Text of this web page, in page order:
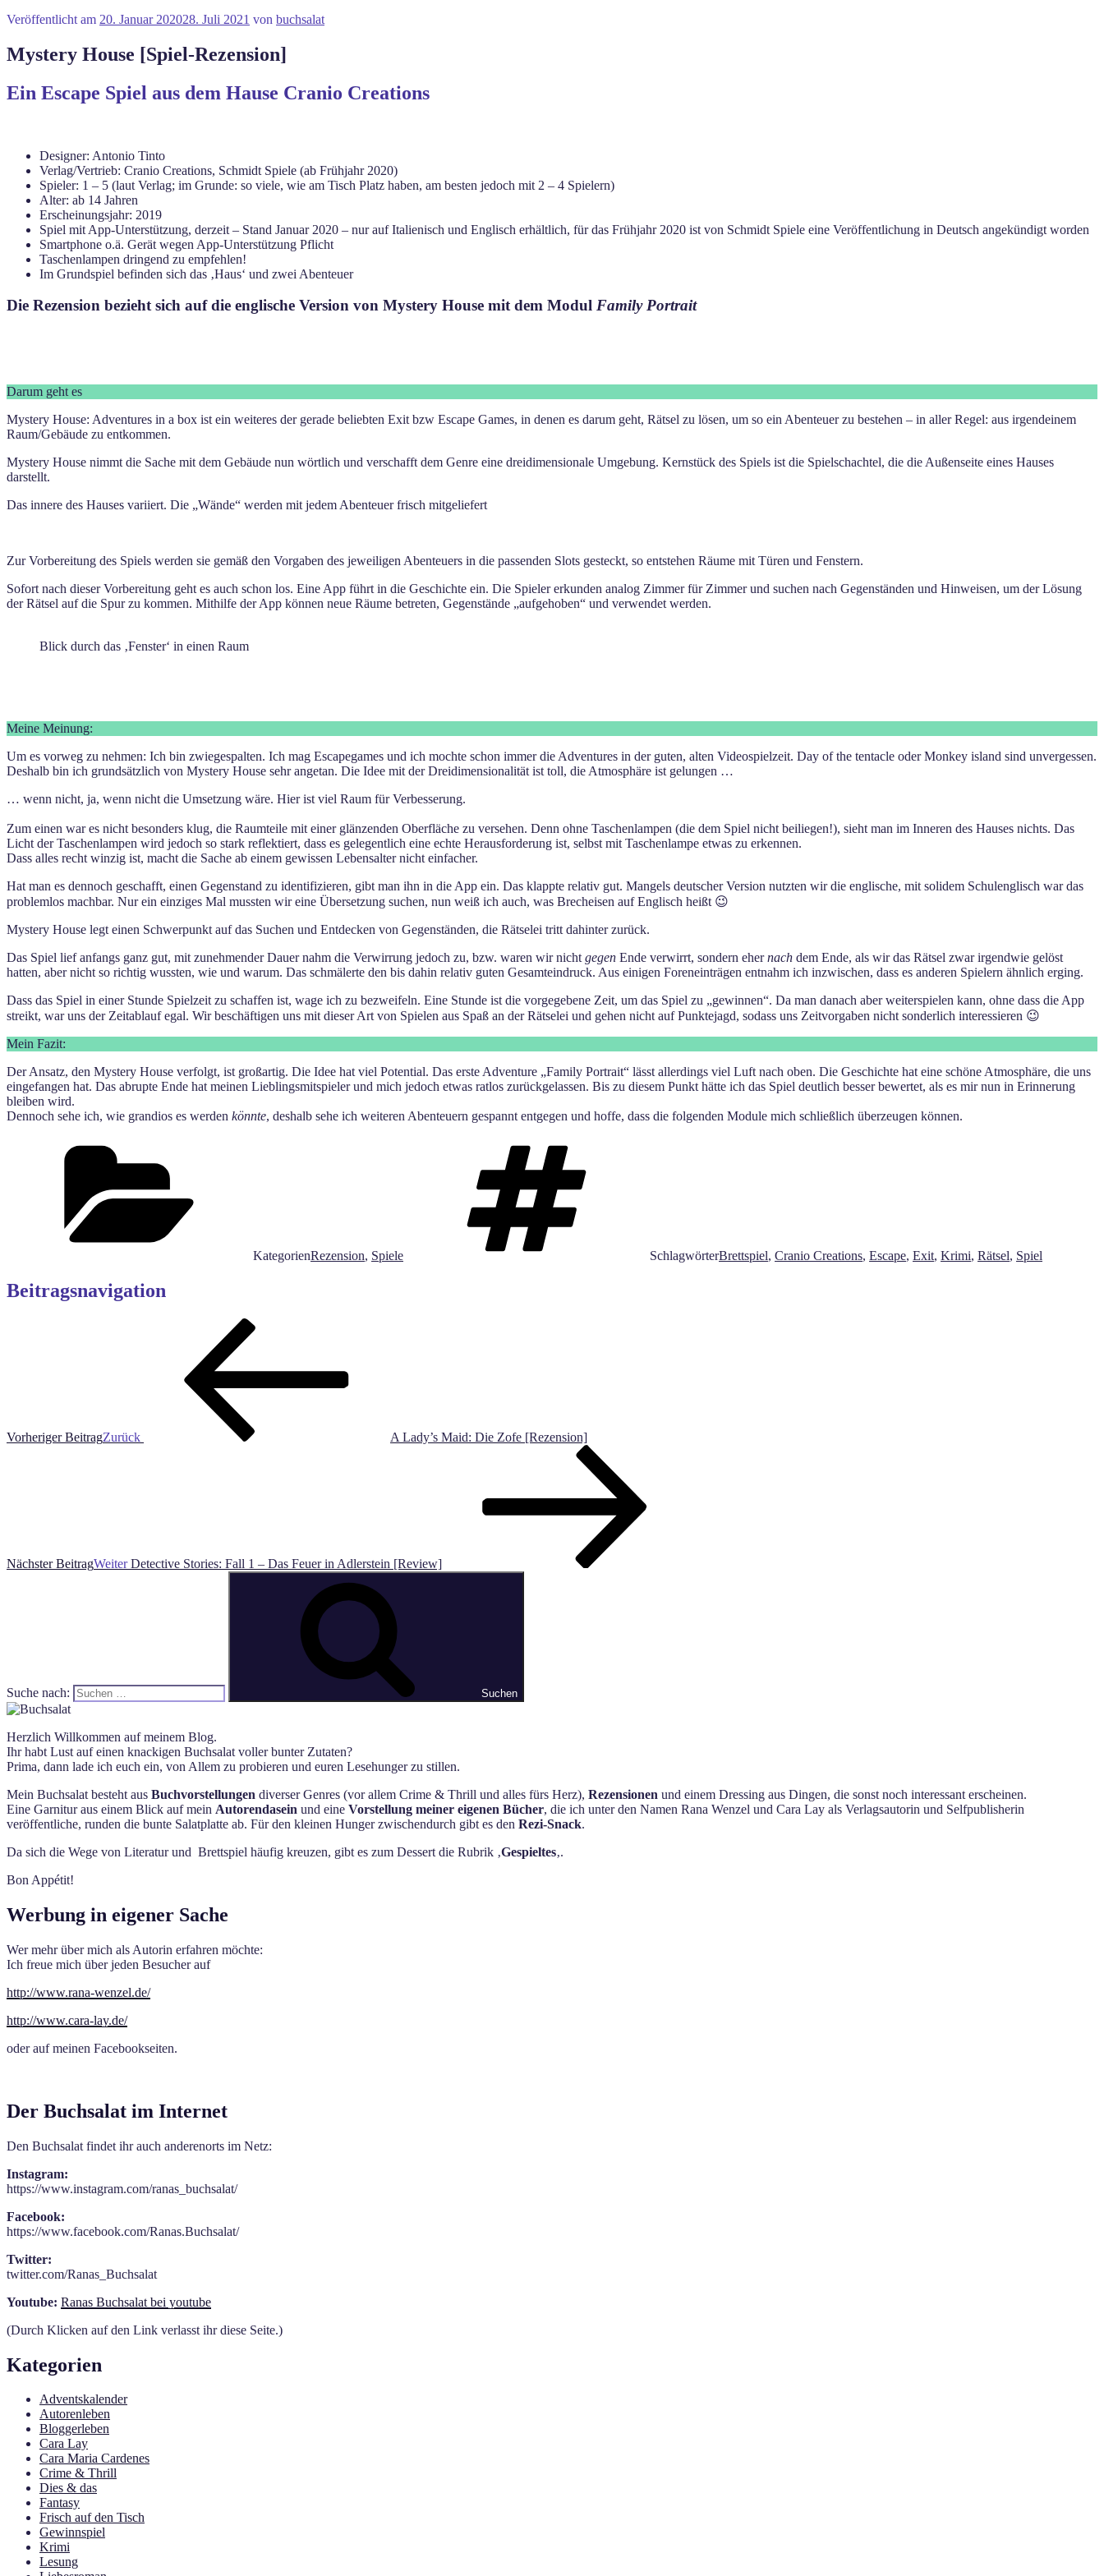
Veröffentlicht am 20. Januar 202028. Juli 2021 von buchsalat
Mystery House [Spiel-Rezension]
Ein Escape Spiel aus dem Hause Cranio Creations
Designer: Antonio Tinto
Verlag/Vertrieb: Cranio Creations, Schmidt Spiele (ab Frühjahr 2020)
Spieler: 1 – 5 (laut Verlag; im Grunde: so viele, wie am Tisch Platz haben, am besten jedoch mit 2 – 4 Spielern)
Alter: ab 14 Jahren
Erscheinungsjahr: 2019
Spiel mit App-Unterstützung, derzeit – Stand Januar 2020 – nur auf Italienisch und Englisch erhältlich, für das Frühjahr 2020 ist von Schmidt Spiele eine Veröffentlichung in Deutsch angekündigt worden
Smartphone o.ä. Gerät wegen App-Unterstützung Pflicht
Taschenlampen dringend zu empfehlen!
Im Grundspiel befinden sich das ‚Haus‘ und zwei Abenteuer
Die Rezension bezieht sich auf die englische Version von Mystery House mit dem Modul Family Portrait
Darum geht es
Mystery House: Adventures in a box ist ein weiteres der gerade beliebten Exit bzw Escape Games, in denen es darum geht, Rätsel zu lösen, um so ein Abenteuer zu bestehen – in aller Regel: aus irgendeinem
Raum/Gebäude zu entkommen.
Mystery House nimmt die Sache mit dem Gebäude nun wörtlich und verschafft dem Genre eine dreidimensionale Umgebung. Kernstück des Spiels ist die Spielschachtel, die die Außenseite eines Hauses
darstellt.
Das innere des Hauses variiert. Die „Wände“ werden mit jedem Abenteuer frisch mitgeliefert
Zur Vorbereitung des Spiels werden sie gemäß den Vorgaben des jeweiligen Abenteuers in die passenden Slots gesteckt, so entstehen Räume mit Türen und Fenstern.
Sofort nach dieser Vorbereitung geht es auch schon los. Eine App führt in die Geschichte ein. Die Spieler erkunden analog Zimmer für Zimmer und suchen nach Gegenständen und Hinweisen, um der Lösung
der Rätsel auf die Spur zu kommen. Mithilfe der App können neue Räume betreten, Gegenstände „aufgehoben“ und verwendet werden.
Blick durch das ‚Fenster‘ in einen Raum
Meine Meinung:
Um es vorweg zu nehmen: Ich bin zwiegespalten. Ich mag Escapegames und ich mochte schon immer die Adventures in der guten, alten Videospielzeit. Day of the tentacle oder Monkey island sind unvergessen.
Deshalb bin ich grundsätzlich von Mystery House sehr angetan. Die Idee mit der Dreidimensionalität ist toll, die Atmosphäre ist gelungen …
… wenn nicht, ja, wenn nicht die Umsetzung wäre. Hier ist viel Raum für Verbesserung.
Zum einen war es nicht besonders klug, die Raumteile mit einer glänzenden Oberfläche zu versehen. Denn ohne Taschenlampen (die dem Spiel nicht beiliegen!), sieht man im Inneren des Hauses nichts. Das
Licht der Taschenlampen wird jedoch so stark reflektiert, dass es gelegentlich eine echte Herausforderung ist, selbst mit Taschenlampe etwas zu erkennen.
Dass alles recht winzig ist, macht die Sache ab einem gewissen Lebensalter nicht einfacher.
Hat man es dennoch geschafft, einen Gegenstand zu identifizieren, gibt man ihn in die App ein. Das klappte relativ gut. Mangels deutscher Version nutzten wir die englische, mit solidem Schulenglisch war das
problemlos machbar. Nur ein einziges Mal mussten wir eine Übersetzung suchen, nun weiß ich auch, was Brecheisen auf Englisch heißt 😉
Mystery House legt einen Schwerpunkt auf das Suchen und Entdecken von Gegenständen, die Rätselei tritt dahinter zurück.
Das Spiel lief anfangs ganz gut, mit zunehmender Dauer nahm die Verwirrung jedoch zu, bzw. waren wir nicht gegen Ende verwirrt, sondern ehernach dem Ende, als wir das Rätsel zwar irgendwie gelöst
hatten, aber nicht so richtig wussten, wie und warum. Das schmälerte den bis dahin relativ guten Gesamteindruck. Aus einigen Foreneinträgen entnahm ich inzwischen, dass es anderen Spielern ähnlich erging.
Dass das Spiel in einer Stunde Spielzeit zu schaffen ist, wage ich zu bezweifeln. Eine Stunde ist die vorgegebene Zeit, um das Spiel zu „gewinnen“. Da man danach aber weiterspielen kann, ohne dass die App
streikt, war uns der Zeitablauf egal. Wir beschäftigen uns mit dieser Art von Spielen aus Spaß an der Rätselei und gehen nicht auf Punktejagd, sodass uns Zeitvorgaben nicht sonderlich interessieren 😉
Mein Fazit:
Der Ansatz, den Mystery House verfolgt, ist großartig. Die Idee hat viel Potential. Das erste Adventure „Family Portrait“ lässt allerdings viel Luft nach oben. Die Geschichte hat eine schöne Atmosphäre, die uns
eingefangen hat. Das abrupte Ende hat meinen Lieblingsmitspieler und mich jedoch etwas ratlos zurückgelassen. Bis zu diesem Punkt hätte ich das Spiel deutlich besser bewertet, als es mir nun in Erinnerung
bleiben wird.
Dennoch sehe ich, wie grandios es werden könnte, deshalb sehe ich weiteren Abenteuern gespannt entgegen und hoffe, dass die folgenden Module mich schließlich überzeugen können.
KategorienRezension, Spiele SchlagwörterBrettspiel, Cranio Creations, Escape, Exit, Krimi, Rätsel, Spiel
Beitragsnavigation
Vorheriger BeitragZurück A Lady’s Maid: Die Zofe [Rezension]
Nächster BeitragWeiter Detective Stories: Fall 1 – Das Feuer in Adlerstein [Review]
Suche nach: Suchen
Herzlich Willkommen auf meinem Blog.
Ihr habt Lust auf einen knackigen Buchsalat voller bunter Zutaten?
Prima, dann lade ich euch ein, von Allem zu probieren und euren Lesehunger zu stillen.
Mein Buchsalat besteht aus Buchvorstellungen diverser Genres (vor allem Crime & Thrill und alles fürs Herz), Rezensionen und einem Dressing aus Dingen, die sonst noch interessant erscheinen.
Eine Garnitur aus einem Blick auf mein Autorendasein und eine Vorstellung meiner eigenen Bücher, die ich unter den Namen Rana Wenzel und Cara Lay als Verlagsautorin und Selfpublisherin
veröffentliche, runden die bunte Salatplatte ab. Für den kleinen Hunger zwischendurch gibt es den Rezi-Snack.
Da sich die Wege von Literatur und Brettspiel häufig kreuzen, gibt es zum Dessert die Rubrik ‚Gespieltes‚.
Bon Appétit!
Werbung in eigener Sache
Wer mehr über mich als Autorin erfahren möchte:
Ich freue mich über jeden Besucher auf
http://www.rana-wenzel.de/
http://www.cara-lay.de/
oder auf meinen Facebookseiten.
Der Buchsalat im Internet
Den Buchsalat findet ihr auch anderenorts im Netz:
Instagram:
https://www.instagram.com/ranas_buchsalat/
Facebook:
https://www.facebook.com/Ranas.Buchsalat/
Twitter:
twitter.com/Ranas_Buchsalat
Youtube: Ranas Buchsalat bei youtube
(Durch Klicken auf den Link verlasst ihr diese Seite.)
Kategorien
Adventskalender
Autorenleben
Bloggerleben
Cara Lay
Cara Maria Cardenes
Crime & Thrill
Dies & das
Fantasy
Frisch auf den Tisch
Gewinnspiel
Krimi
Lesung